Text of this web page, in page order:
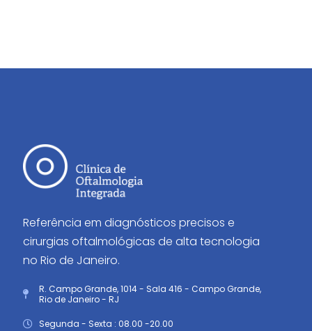
Referência em diagnósticos precisos e
cirurgias oftalmológicas de alta tecnologia
no Rio de Janeiro.
R. Campo Grande, 1014 - Sala 416 - Campo Grande,
Rio de Janeiro - RJ
Segunda - Sexta : 08.00 -20.00